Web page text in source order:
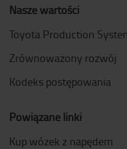
Nasze wartości
Toyota Production
Zrównoważony rozwój
Kodeks postępowania
Powiązane linki
Kup wózek z napędem